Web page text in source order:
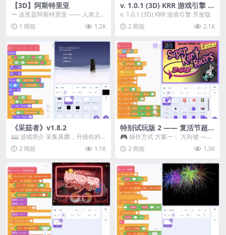
【3D】阿斯特里亚
ー 这里是阿斯特里亚 —— 人类之
罪与未来希望交汇之地 📖 游戏简
介 《阿斯特里...
1 周前 1.2K
v. 1.0.1 (3D) KRR 游戏引擎 开
发版
v. 1.0.1 (3D) KRR 游戏引擎 开发版
2 周前
2.1K
《采菇者》v1.8.2
📖 游戏简介 采集真菌，升级你的
机体，并前往未知领域探索。 这是
一款静谧的探索冒...
2 周前 1.1K
特别试玩版 2 —— 复活节超级
卡丁车赛
🎮 操作方式 方案一： 方向键 ——
移动 Z —— 跳跃 / 漂移 方案二： ...
2 周前 1.3K